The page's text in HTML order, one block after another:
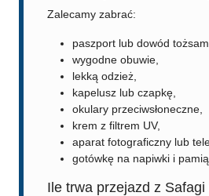
Zalecamy zabrać:
paszport lub dowód
wygodne obuwie,
lekką odzież,
kapelusz lub czapkę,
okulary przeciwsłoneczne,
krem z filtrem UV,
aparat fotograficzny lub
gotówkę na napiwki i
Ile trwa przejazd z